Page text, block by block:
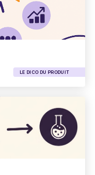
LE DICO DU PRODUIT